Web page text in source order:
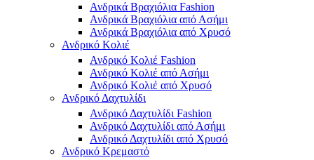
Ανδρικά Βραχιόλια Fashion
Ανδρικά Βραχιόλια από Ασήμι
Ανδρικά Βραχιόλια από Χρυσό
Ανδρικό Κολιέ
Ανδρικό Κολιέ Fashion
Ανδρικό Κολιέ από Ασήμι
Ανδρικό Κολιέ από Χρυσό
Ανδρικό Δαχτυλίδι
Ανδρικό Δαχτυλίδι Fashion
Ανδρικό Δαχτυλίδι από Ασήμι
Ανδρικό Δαχτυλίδι από Χρυσό
Ανδρικό Κρεμαστό